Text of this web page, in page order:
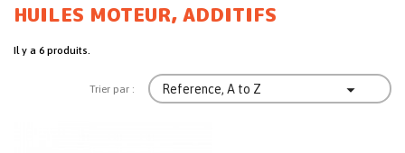
HUILES MOTEUR, ADDITIFS
Il y a 6 produits.
Trier par : Reference, A to Z 